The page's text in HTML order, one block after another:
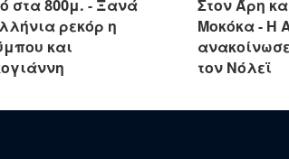
στα 800μ. - Ξανά
ρεκόρ η
και
Στον Άρη
Μοκόκα - Η
τον Νόλεϊ